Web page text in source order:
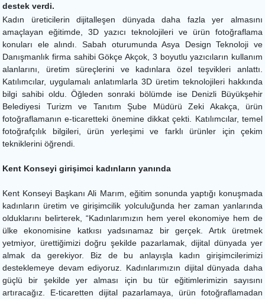
destek verdi.
Kadın üreticilerin dijitalleşen dünyada daha fazla yer almasını
amaçlayan eğitimde, 3D yazıcı teknolojileri ve ürün fotoğraflama
konuları ele alındı. Sabah oturumunda Asya Design Teknoloji ve
Danışmanlık firma sahibi Gökçe Akçok, 3 boyutlu yazıcıların kullanım
alanlarını, üretim süreçlerini ve kadınlara özel teşvikleri anlattı.
Katılımcılar, uygulamalı anlatımlarla 3D üretim teknolojileri hakkında
bilgi sahibi oldu. Öğleden sonraki bölümde ise Denizli Büyükşehir
Belediyesi Turizm ve Tanıtım Şube Müdürü Zeki Akakça, ürün
fotoğraflamanın e-ticaretteki önemine dikkat çekti. Katılımcılar, temel
fotoğrafçılık bilgileri, ürün yerleşimi ve farklı ürünler için çekim
tekniklerini öğrendi.
Kent Konseyi girişimci kadınların yanında
Kent Konseyi Başkanı Ali Marım, eğitim sonunda yaptığı konuşmada
kadınların üretim ve girişimcilik yolculuğunda her zaman yanlarında
olduklarını belirterek, “Kadınlarımızın hem yerel ekonomiye hem de
ülke ekonomisine katkısı yadsınamaz bir gerçek. Artık üretmek
yetmiyor, ürettiğimizi doğru şekilde pazarlamak, dijital dünyada yer
almak da gerekiyor. Biz de bu anlayışla kadın girişimcilerimizi
desteklemeye devam ediyoruz. Kadınlarımızın dijital dünyada daha
güçlü bir şekilde yer alması için bu tür eğitimlerimizin sayısını
artıracağız. E-ticaretten dijital pazarlamaya, ürün fotoğraflamadan